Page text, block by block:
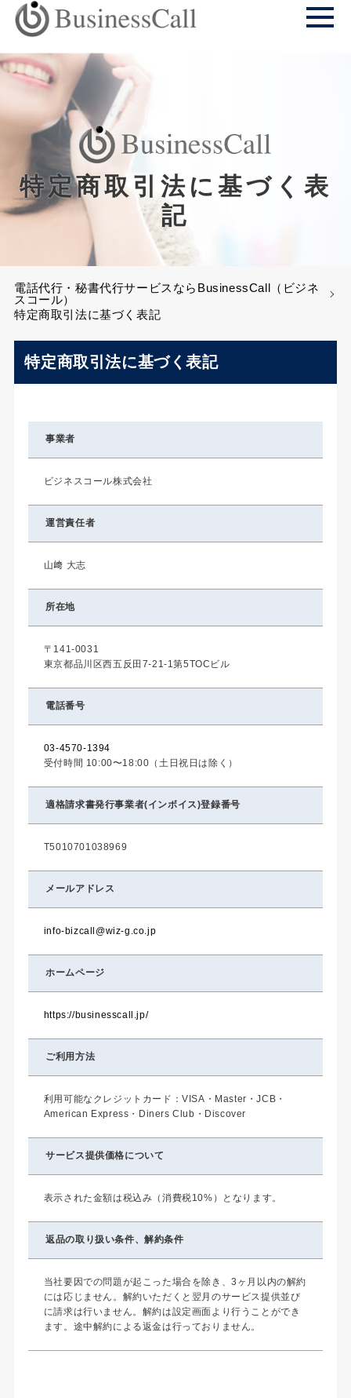
特定商取引法に基づく表
記
電話代行・秘書代行サービスならBusinessCall（ビジネ
スコール）
特定商取引法に基づく表記
特定商取引法に基づく表記
事業者
ビジネスコール株式会社
運営責任者
山﨑 大志
所在地
〒141-0031
東京都品川区西五反田7-21-1第5TOCビル
電話番号
03-4570-1394
受付時間 10:00〜18:00（土日祝日は除く）
適格請求書発行事業者(インボイス)登録番号
T5010701038969
メールアドレス
info-bizcall@wiz-g.co.jp
ホームページ
https://businesscall.jp/
ご利用方法
利用可能なクレジットカード：VISA・Master・JCB・
American Express・Diners Club・Discover
サービス提供価格について
表示された金額は税込み（消費税10%）となります。
返品の取り扱い条件、解約条件
当社要因での問題が起こった場合を除き、3ヶ月以内の解約
には応じません。解約いただくと翌月のサービス提供並び
に請求は行いません。解約は設定画面より行うことができ
ます。途中解約による返金は行っておりません。